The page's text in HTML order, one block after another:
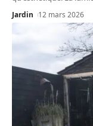
Jardin 12 mars 2026